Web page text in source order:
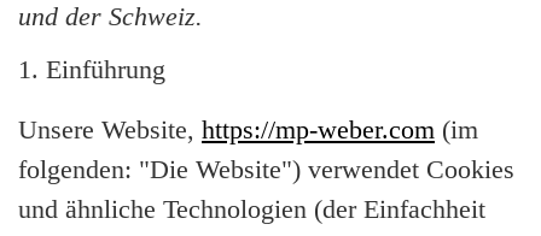
und der Schweiz.
1. Einführung
Unsere Website, https://mp-weber.com (im
folgenden: "Die Website") verwendet Cookies
und ähnliche Technologien (der Einfachheit